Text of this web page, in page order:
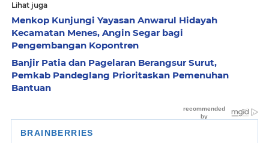
Lihat juga
Menkop Kunjungi Yayasan Anwarul Hidayah
Kecamatan Menes, Angin Segar bagi
Pengembangan Kopontren
Banjir Patia dan Pagelaran Berangsur Surut,
Pemkab Pandeglang Prioritaskan Pemenuhan
Bantuan